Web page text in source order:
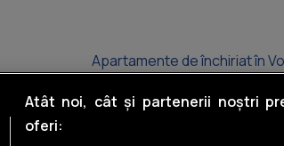
Apartamente de închiriat în
Apartamente de închiriat în
Atât noi, cât și partenerii noștri
oferi: